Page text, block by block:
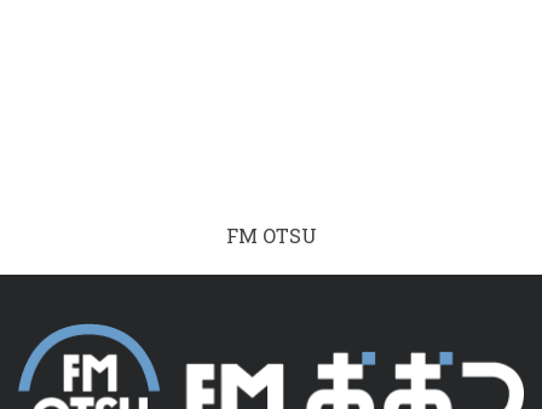
FM OTSU